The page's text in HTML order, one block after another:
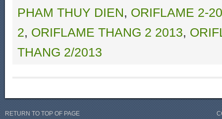
PHAM THUY DIEN, ORIFLAME 2-
2, ORIFLAME THANG 2 2013,
THANG 2/2013
RETURN TO TOP OF PAGE